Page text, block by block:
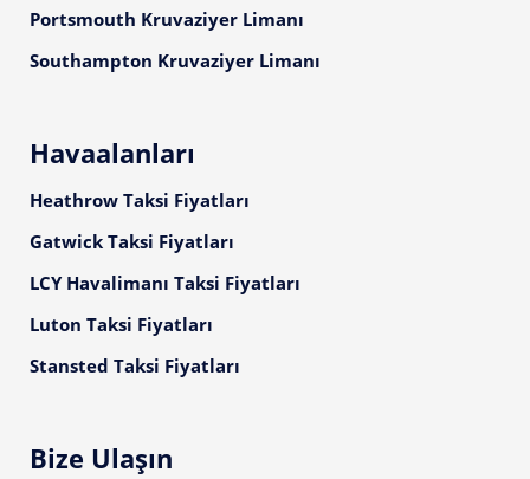
Portsmouth Kruvaziyer Limanı
Southampton Kruvaziyer Limanı
Havaalanları
Heathrow Taksi Fiyatları
Gatwick Taksi Fiyatları
LCY Havalimanı Taksi Fiyatları
Luton Taksi Fiyatları
Stansted Taksi Fiyatları
Bize Ulaşın